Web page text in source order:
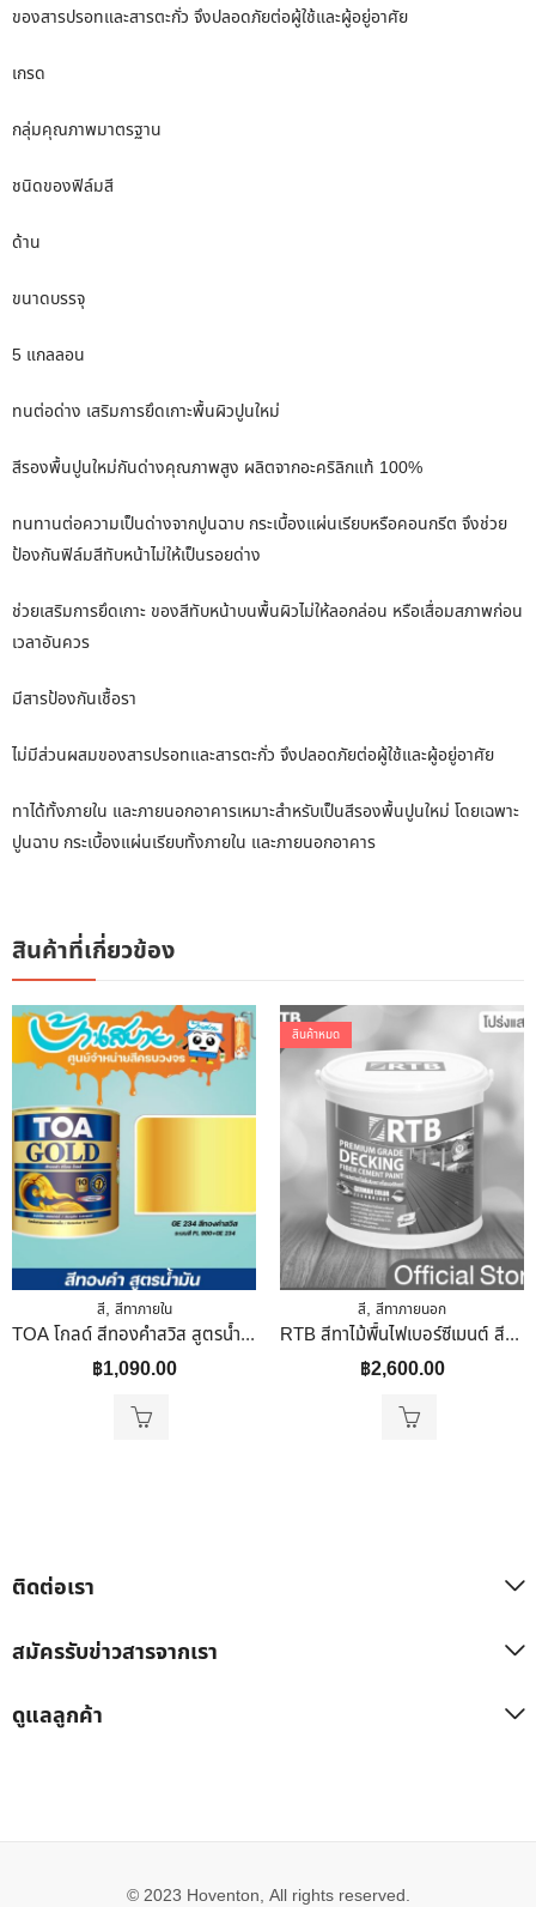
ของสารปรอทและสารตะกั่ว จึงปลอดภัยต่อผู้ใช้และผู้อยู่อาศัย
เกรด
กลุ่มคุณภาพมาตรฐาน
ชนิดของฟิล์มสี
ด้าน
ขนาดบรรจุ
5 แกลลอน
ทนต่อด่าง เสริมการยึดเกาะพื้นผิวปูนใหม่
สีรองพื้นปูนใหม่กันด่างคุณภาพสูง ผลิตจากอะคริลิกแท้ 100%
ทนทานต่อความเป็นด่างจากปูนฉาบ กระเบื้องแผ่นเรียบหรือคอนกรีต จึงช่วย
ป้องกันฟิล์มสีทับหน้าไม่ให้เป็นรอยด่าง
ช่วยเสริมการยึดเกาะ ของสีทับหน้าบนพื้นผิวไม่ให้ลอกล่อน หรือเสื่อมสภาพก่อน
เวลาอันควร
มีสารป้องกันเชื้อรา
ไม่มีส่วนผสมของสารปรอทและสารตะกั่ว จึงปลอดภัยต่อผู้ใช้และผู้อยู่อาศัย
ทาได้ทั้งภายใน และภายนอกอาคารเหมาะสําหรับเป็นสีรองพื้นปูนใหม่ โดยเฉพาะ
ปูนฉาบ กระเบื้องแผ่นเรียบทั้งภายใน และภายนอกอาคาร
สินค้าที่เกี่ยวข้อง
สี, สีทาภายใน
TOA โกลด์ สีทองคำสวิส สูตรน้ำมัน GE-234 ขนาด 1 ลิตร สีทอง สีทาวัด โบสถ์ สีทางานDIY สีทาเฟอร์นิเจอร์
฿1,090.00
สินค้าหมด
สี, สีทาภายนอก
RTB สีทาไม้พื้นไฟเบอร์ซีเมนต์ สีไม้แดง DF-6206-M 1 Gal(3.785L)
฿2,600.00
ติดต่อเรา
สมัครรับข่าวสารจากเรา
ดูแลลูกค้า
© 2023 Hoventon, All rights reserved.